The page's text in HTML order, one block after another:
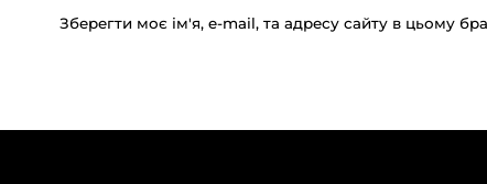
Зберегти моє ім'я, e-mail, та адресу сайту в цьому